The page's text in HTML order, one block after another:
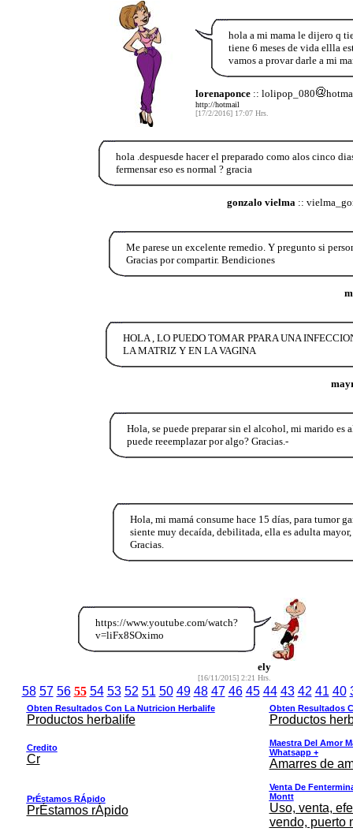
hola a mi mama le dijero q
tiene 6 meses de vida ellla
vamos a provar darle a mi
lorenaponce:: lolipop_080
http://hotmail
[17/2/2016] 17:07 Hrs.
hola .despuesde hacer el preparado como alos cinco
fermensar eso es normal ? gracia
gonzalo vielma ::
Me parese un excelente remedio. Y pregunto si
Gracias por compartir. Bendiciones
HOLA , LO PUEDO TOMAR PPARA UNA
LA MATRIZ Y EN LA VAGINA
Hola, se puede preparar sin el alcohol, mi marido es
puede reeemplazar por algo? Gracias.-
Hola, mi mamá consume hace 15 días, para tumor
siente muy decaída, debilitada, ella es adulta
Gracias.
https://www.youtube.com/watch?
v=liFx8SOximo
ely
[16/11/2015] 2:21 Hrs.
58 57 56 55 54 53 52 51 50 49 48 47 46 45 44 43 42 41 40
Obten Resultados Con La Nutricion Herbalife
Productos herbalife
Obten Resultados
Productos
Credito
Cr
Maestra Del Amor
Whatsapp +
Amarres de
PrÉstamos RÁpido
PrÉstamos rÁpido
Venta De
Montt
Uso, venta,
vendo, puerto